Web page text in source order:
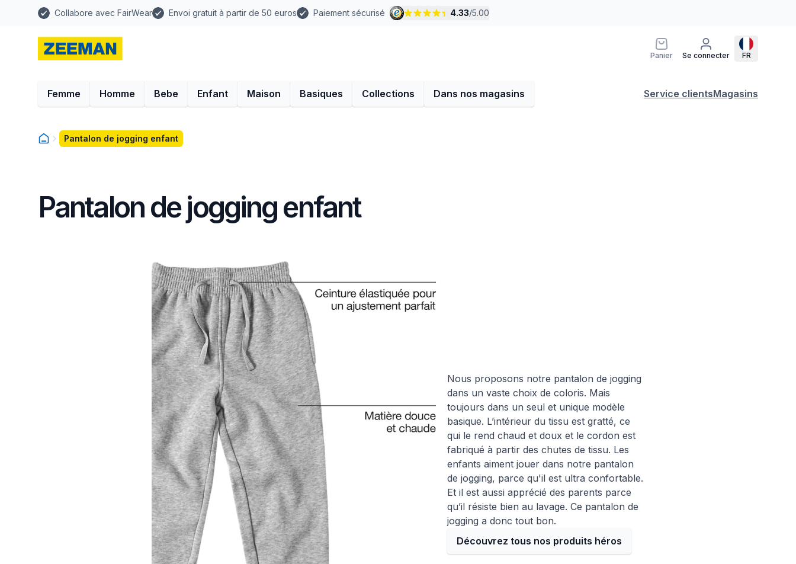
Collabore avec FairWear Envoi gratuit à partir de 50 euros Paiement sécurisé 4.33/5.00
Panier Se connecter FR
Femme Homme Bebe Enfant Maison Basiques Collections Dans nos magasins Service clientsMagasins
Pantalon de jogging enfant
Pantalon de jogging enfant
Nous proposons notre pantalon de jogging
dans un vaste choix de coloris. Mais
toujours dans un seul et unique modèle
basique. L’intérieur du tissu est gratté, ce
qui le rend chaud et doux et le cordon est
fabriqué à partir des chutes de tissu. Les
enfants aiment jouer dans notre pantalon
de jogging, parce qu'il est ultra confortable.
Et il est aussi apprécié des parents parce
qu’il résiste bien au lavage. Ce pantalon de
jogging a donc tout bon.
Découvrez tous nos produits héros